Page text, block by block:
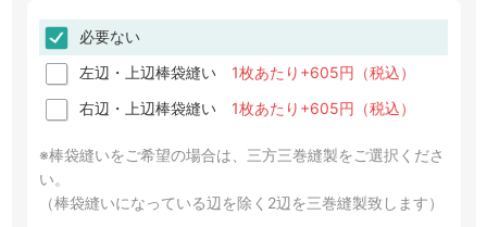
必要ない
左辺・上辺棒袋縫い 1枚あたり+605円（税込）
右辺・上辺棒袋縫い 1枚あたり+605円（税込）
※棒袋縫いをご希望の場合は、三方三巻縫製をご選択くださ
い。
（棒袋縫いになっている辺を除く2辺を三巻縫製致します）